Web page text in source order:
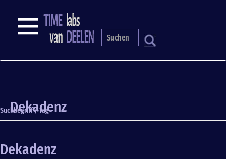
S
NAVIGATION
Dekadenz
Suchbegriff / Tag
Dekadenz